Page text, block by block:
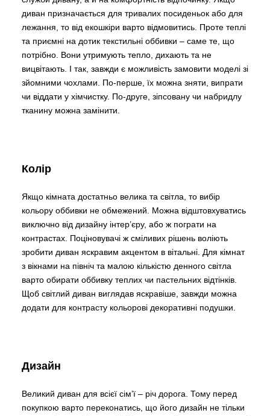
диван призначається для тривалих посиденьок або для
лежання, то від екошкіри варто відмовитись. Проте теплі
та приємні на дотик текстильні оббивки – саме те, що
потрібно. Вони утримують тепло, дихають та не
вицвітають. І так, завжди є можливість замовити моделі зі
зйомними чохлами. По-перше, їх можна зняти, випрати
чи віддати у хімчистку. По-друге, зіпсовану чи набридлу
тканину можна замінити.
Колір
Якщо кімната достатньо велика та світла, то вибір
кольору оббивки не обмежений. Можна відштовхуватись
виключно від дизайну інтер’єру, або ж пограти на
контрастах. Поціновувачі ж сміливих рішень воліють
зробити диван яскравим акцентом в вітальні. Для кімнат
з вікнами на північ та малою кількістю денного світла
варто обирати оббивку теплих чи пастельних відтінків.
Щоб світлий диван виглядав яскравіше, завжди можна
додати для контрасту кольорові декоративні подушки.
Дизайн
Великий диван для всієї сім’ї – річ дорога. Тому перед
покупкою варто переконатись, що його дизайн не тільки